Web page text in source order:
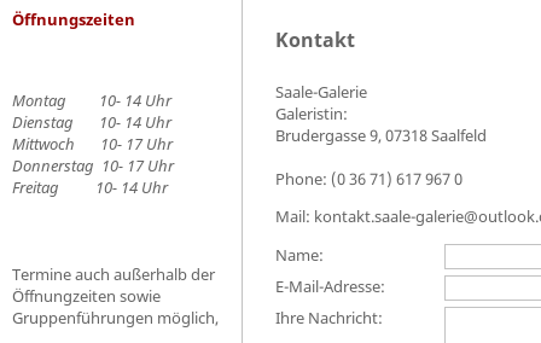
Öffnungszeiten
Montag 10- 14 Uhr
Dienstag 10- 14 Uhr
Mittwoch 10- 17 Uhr
Donnerstag 10- 17 Uhr
Freitag 10- 14 Uhr
Termine auch außerhalb der
Öffnungzeiten sowie
Gruppenführungen möglich,
Kontakt
Saale-Galerie
Galeristin:
Brudergasse 9, 07318 Saalfeld
Phone: (0 36 71) 617 967 0
Mail: kontakt.saale-
Name:
E-Mail-Adresse:
Ihre Nachricht: